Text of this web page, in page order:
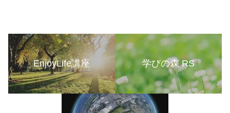
EnjoyLife講座 学びの森 RS